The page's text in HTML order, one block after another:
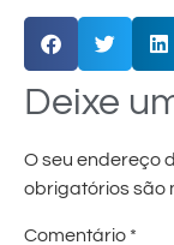
Deixe
O seu endereço
obrigatórios são
Comentário *